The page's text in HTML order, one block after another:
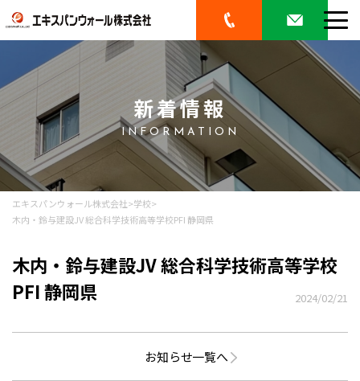
新着情報
INFORMATION
エキスパンウォール株式会社>学校>
木内・鈴与建設JV 総合科学技術高等学校PFI 静岡県
木内・鈴与建設JV 総合科学技術高等学校
PFI 静岡県
2024/02/21
お知らせ一覧へ